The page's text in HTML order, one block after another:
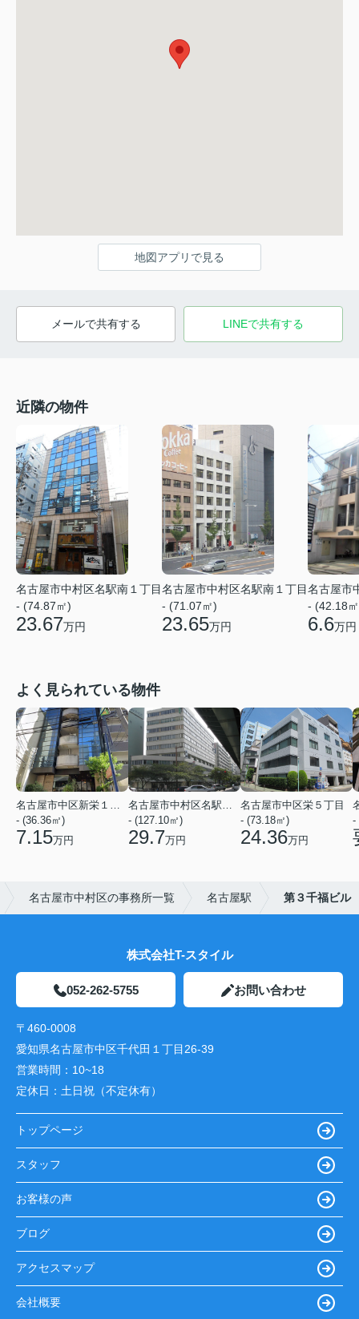
地図アプリで見る
メールで共有する LINEで共有する
近隣の物件
名古屋市中村区名駅南１丁目
- (74.87㎡)
23.67万円
名古屋市中村区名駅南１丁目
- (71.07㎡)
23.65万円
名古屋市
- (42.18
6.6万円
よく見られている物件
- (36.36㎡)
7.15万円
- (127.10㎡)
29.7万円
名古屋市中区栄５丁目
- (73.18㎡)
24.36万円
-
名古屋市中村区の事務所一覧 名古屋駅 第３千福ビル
株式会社T-スタイル
052-262-5755 お問い合わせ
〒460-0008
愛知県名古屋市中区千代田１丁目26-39
営業時間： 10~18
定休日： 土日祝（不定休有）
トップページ
スタッフ
お客様の声
ブログ
アクセスマップ
会社概要